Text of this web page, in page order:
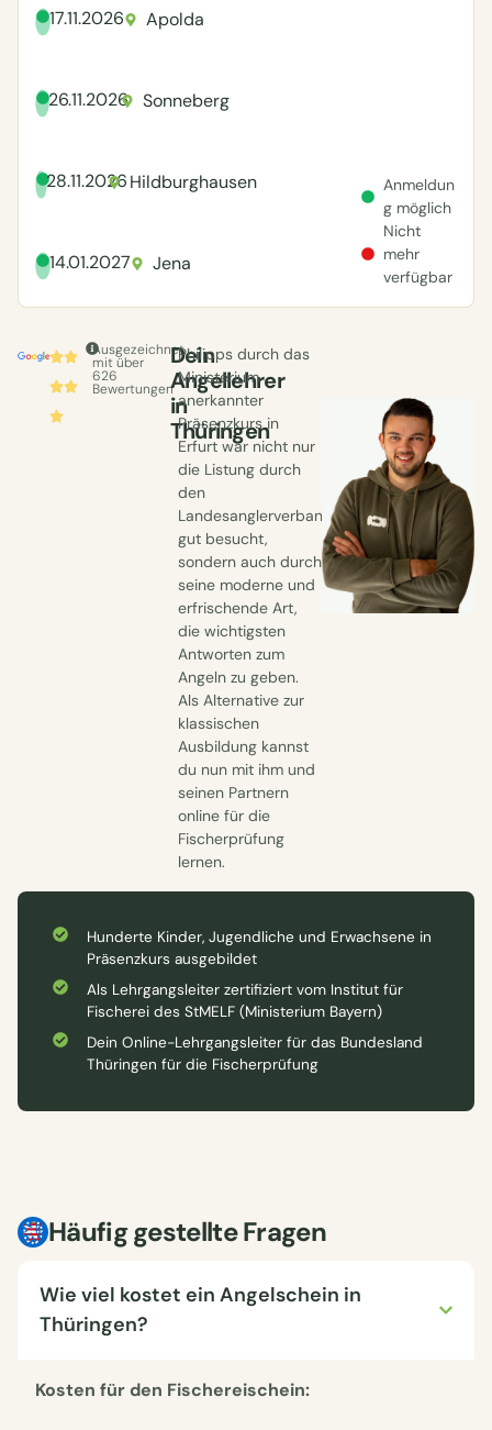
17.11.2026 Apolda
26.11.2026 Sonneberg
28.11.2026Hildburghausen
14.01.2027 Jena
Anmeldun
g möglich
Nicht
mehr
verfügbar
Ausgezeichnet
mit über
626
Bewertungen
Dein
Angellehrer
in
Thüringen
Philipps durch das
Ministerium
anerkannter
Präsenzkurs in
Erfurt war nicht nur
die Listung durch
den
Landesanglerverband
gut besucht,
sondern auch durch
seine moderne und
erfrischende Art,
die wichtigsten
Antworten zum
Angeln zu geben.
Als Alternative zur
klassischen
Ausbildung kannst
du nun mit ihm und
seinen Partnern
online für die
Fischerprüfung
lernen.
Hunderte Kinder, Jugendliche und Erwachsene in
Präsenzkurs ausgebildet
Als Lehrgangsleiter zertifiziert vom Institut für
Fischerei des StMELF (Ministerium Bayern)
Dein Online-Lehrgangsleiter für das Bundesland
Thüringen für die Fischerprüfung
Häufig gestellte Fragen
Wie viel kostet ein Angelschein in
Thüringen?
Kosten für den Fischereischein: